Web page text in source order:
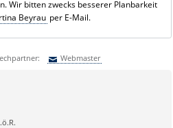
Wir bitten zwecks besserer Planbarkeit
Beyrau per E-Mail.
Webmaster